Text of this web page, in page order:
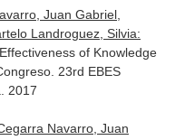
Juan Gabriel,
Landroguez, Silvia:
of Knowledge
23rd EBES
2017
Navarro, Juan